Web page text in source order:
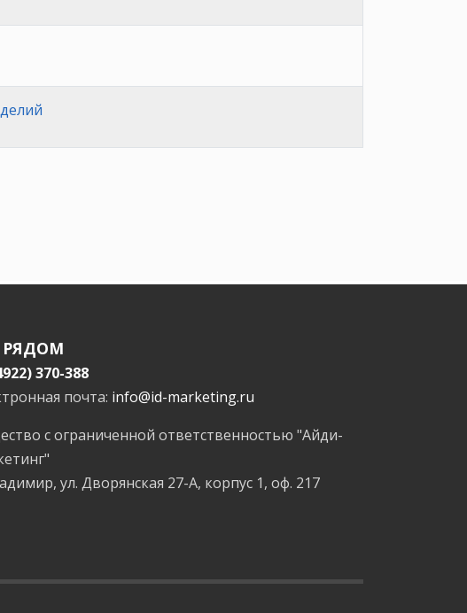
370-388
почта: info@id-marketing.ru
с ограниченной ответственностью "Айди-
ул. Дворянская 27-А, корпус 1, оф. 217